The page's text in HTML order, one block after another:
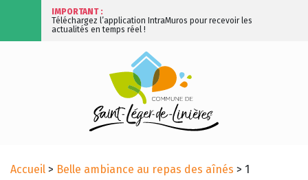
IMPORTANT :
Téléchargez l’application IntraMuros pour recevoir les
actualités en temps réel !
Accueil > Belle ambiance au repas des aînés > 1